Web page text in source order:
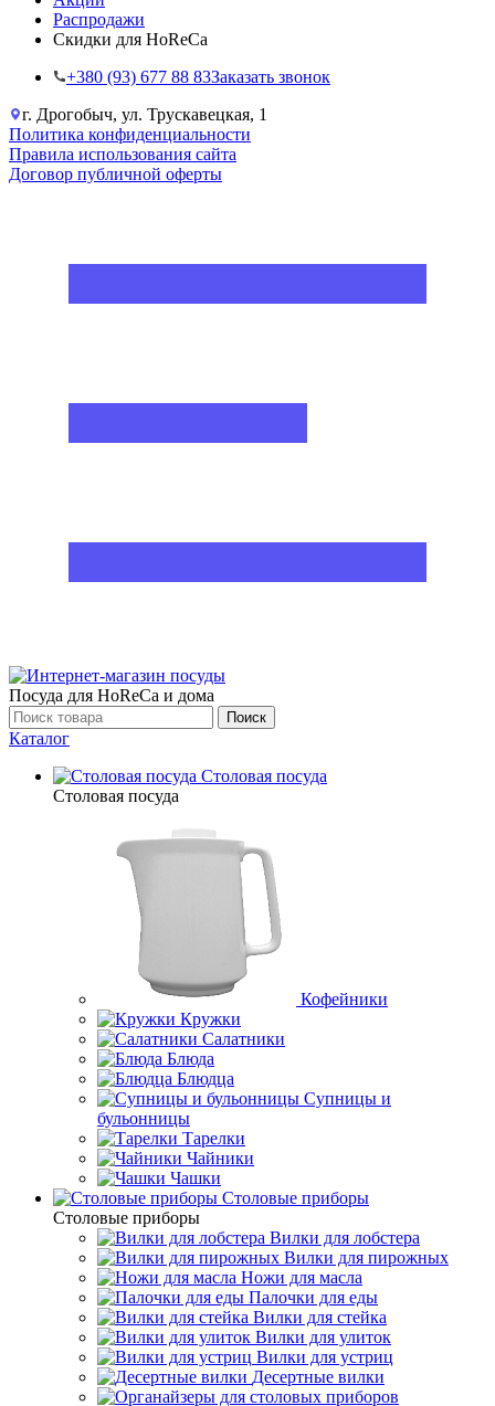
Распродажи
Скидки для HoReCa
+38‎0 (93) 677 88 83Заказать звонок
г. Дрогобыч, ул. Трускавецкая, 1
Политика конфиденциальности
Правила использования сайта
Договор публичной оферты
Посуда для HoReCa и дома
Поиск
Каталог
Столовая посуда
Столовая посуда
Кофейники
Кружки
Салатники
Блюда
Блюдца
Супницы и
бульонницы
Тарелки
Чайники
Чашки
Cтоловые приборы
Cтоловые приборы
Вилки для лобстера
Вилки для пирожных
Ножи для масла
Палочки для еды
Вилки для стейка
Вилки для улиток
Вилки для устриц
Десертные вилки